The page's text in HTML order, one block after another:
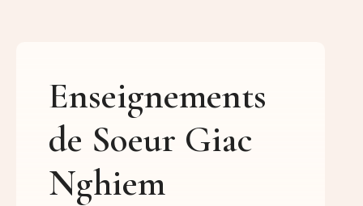
Enseignements
de Soeur Giac
Nghiem